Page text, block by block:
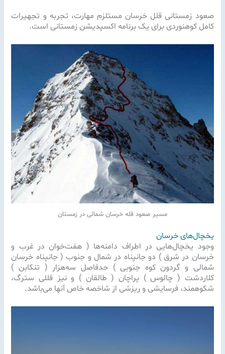
صعود زمستانی قلل خرسان مستلزم مهارت، تجربه و تجهیرات
کامل کوهنوردی برای یک برنامه اکسپدیشن زمستانی است.
مسیر صعود قله خرسان شمالی در زمستان
یخچال‌های خرسان
وجود یخچال‌هایی در اطراف دامنه‌ها ( هفت‌خوان در غرب و
خرسان در شرق ) دو جانپناه در شمال و جنوب ( جانپناه خرسان
شمالی و گردون کوه جنوبی ) حدفاصل سه‌هزار ( تنکابن )
کلاردشت ( چالوس ) پراچان ( طالقان ) و نیز قللی سترگ،
شکوهمند، فرسایشی و ریزشی از شاخصه خاص آنها می‌باشد.